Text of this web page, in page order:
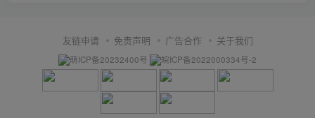
友链申请 免责声明 广告合作 关于我们
萌ICP备20232400号 皖ICP备2022000334号-2